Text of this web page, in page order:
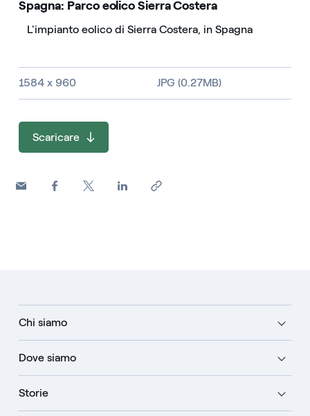
Spagna: Parco eolico Sierra Costera
L'impianto eolico di Sierra Costera, in Spagna
Dimensioni dell'immagine e tipo di file
1584 x 960 JPG (0.27MB)
Scaricare
Chi siamo
Dove siamo
Storie